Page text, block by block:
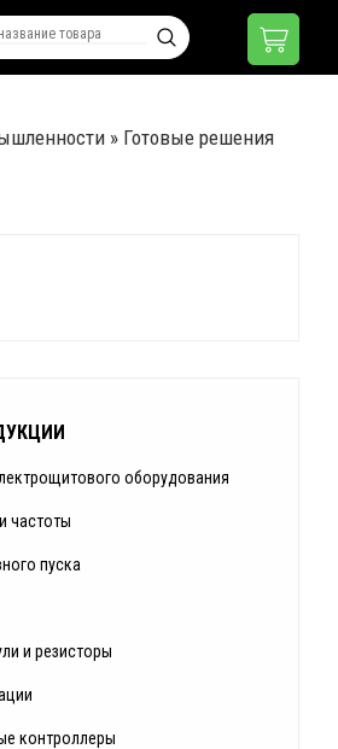
» Готовые решения
оборудования
частоты
пуска
и резисторы
контроллеры